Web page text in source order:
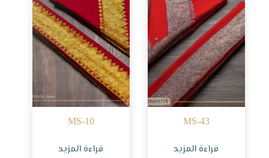
MS-43
قراءة المزيد
MS-10
قراءة المزيد